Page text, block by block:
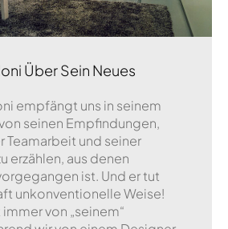
Über Sein Neues
empfängt uns in seinem
seinen Empfindungen,
Teamarbeit und seiner
erzählen, aus denen
ist. Und er tut
unkonventionelle Weise!
von „seinem“